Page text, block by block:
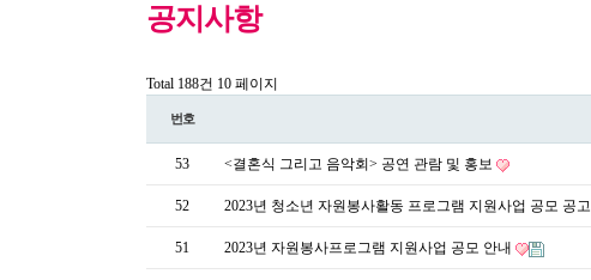
공지사항
Total 188건 10 페이지
번호
53 <결혼식 그리고 음악회> 공연 관람 및 홍보
52 2023년 청소년 자원봉사활동 프로그램 지원사업 공모 공고
51 2023년 자원봉사프로그램 지원사업 공모 안내